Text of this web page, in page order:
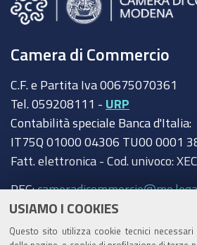
USIAMO I COOKIES
Questo sito utilizza cookie tecnici
Camera di Commercio
C.F. e Partita Iva 00675070361
Tel. 059208111 - URP
Contabilità speciale Banca d'Italia:
IT75Q 01000 04306 TU00 0001
Fatt. elettronica - Cod. univoco:
PEC:
Trasparenza